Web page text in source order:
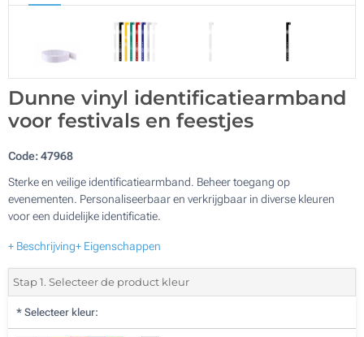
Dunne vinyl identificatiearmband
voor festivals en feestjes
Code:47968
Sterke en veilige identificatiearmband. Beheer toegang op
evenementen. Personaliseerbaar en verkrijgbaar in diverse kleuren
voor een duidelijke identificatie.
+ Beschrijving+ Eigenschappen
Stap 1. Selecteer de product kleur
* Selecteer kleur: